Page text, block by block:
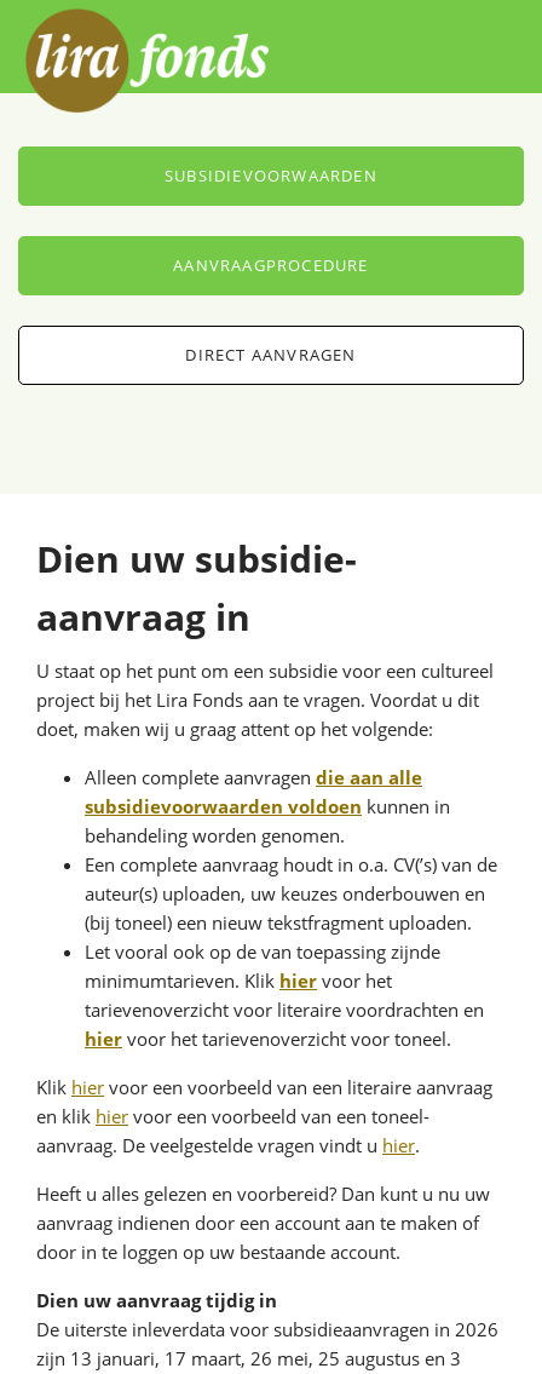
SUBSIDIEVOORWAARDEN
AANVRAAGPROCEDURE
DIRECT AANVRAGEN
Dien uw subsidie-
aanvraag in
U staat op het punt om een subsidie voor een cultureel
project bij het Lira Fonds aan te vragen. Voordat u dit
doet, maken wij u graag attent op het volgende:
Alleen complete aanvragen die aan alle
subsidievoorwaarden voldoen kunnen in
behandeling worden genomen.
Een complete aanvraag houdt in o.a. CV(’s) van de
auteur(s) uploaden, uw keuzes onderbouwen en
(bij toneel) een nieuw tekstfragment uploaden.
Let vooral ook op de van toepassing zijnde
minimumtarieven. Klik hier voor het
tarievenoverzicht voor literaire voordrachten en
hier voor het tarievenoverzicht voor toneel.
Klik hier voor een voorbeeld van een literaire aanvraag
en klik hier voor een voorbeeld van een toneel-
aanvraag. De veelgestelde vragen vindt u hier.
Heeft u alles gelezen en voorbereid? Dan kunt u nu uw
aanvraag indienen door een account aan te maken of
door in te loggen op uw bestaande account.
Dien uw aanvraag tijdig in
De uiterste inleverdata voor subsidieaanvragen in 2026
zijn 13 januari, 17 maart, 26 mei, 25 augustus en 3